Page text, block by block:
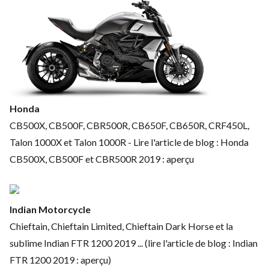
Honda
CB500X, CB500F, CBR500R, CB650F, CB650R, CRF450L,
Talon 1000X et Talon 1000R - Lire l'article de blog : Honda
CB500X, CB500F et CBR500R 2019 : aperçu
Indian Motorcycle
Chieftain, Chieftain Limited, Chieftain Dark Horse et la
sublime Indian FTR 1200 2019 ... (lire l'article de blog : Indian
FTR 1200 2019 : aperçu)